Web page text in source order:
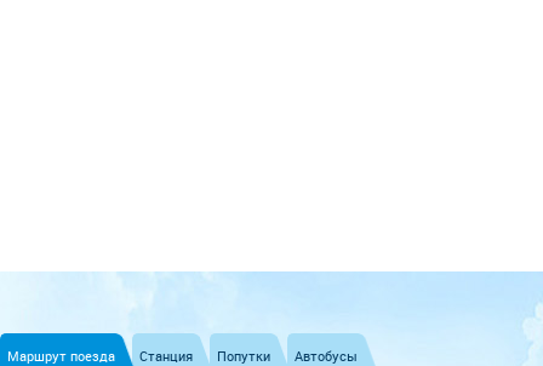
Маршрут поезда Станция Попутки Автобусы